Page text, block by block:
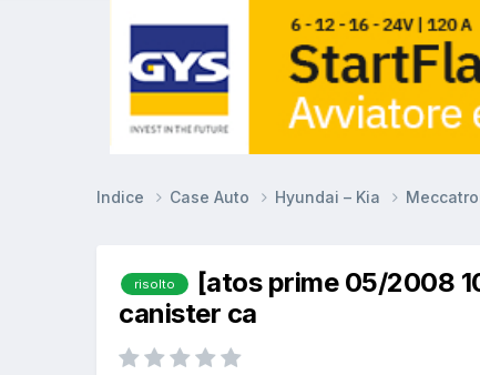
Indice Case Auto Hyundai – Kia
risolto
[atos prime 05/2008
canister ca